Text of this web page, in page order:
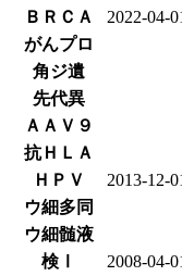
ＢＲＣＡ
2022-04-
がんプロ
角ジ遺
先代異
ＡＡＶ９
抗ＨＬＡ
ＨＰＶ
2013-12-
ウ細多同
ウ細髄液
検Ⅰ
2008-04-